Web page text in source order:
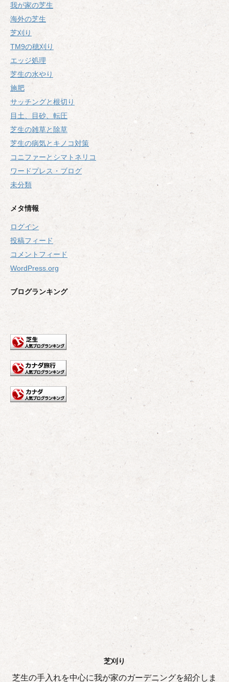
我が家の芝生
海外の芝生
芝刈り
TM9の穂刈り
エッジ処理
芝生の水やり
施肥
サッチングと根切り
目土、目砂、転圧
芝生の雑草と除草
芝生の病気とキノコ対策
コニファーとシマトネリコ
ワードプレス・ブログ
未分類
メタ情報
ログイン
投稿フィード
コメントフィード
WordPress.org
ブログランキング
芝刈り
芝生の手入れを中心に我が家のガーデニングを紹介しま